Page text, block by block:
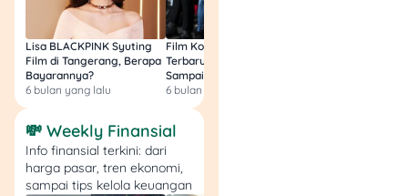
Lisa BLACKPINK Syuting
Film di Tangerang, Berapa
Bayarannya?
6 bulan yang lalu
Film Komedi Indonesia
Terbaru 2026, Siap Ngakak
Sampai Sakit Perut!
6 bulan yang lalu
💸 Weekly Finansial
Info finansial terkini: dari
harga pasar, tren ekonomi,
sampai tips kelola keuangan